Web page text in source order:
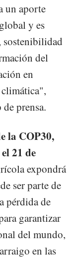
un aporte
y es
sostenibilidad
del
en
climática",
prensa.
la COP30,
21 de
expondrá
ser parte de
pérdida de
garantizar
del mundo,
en las